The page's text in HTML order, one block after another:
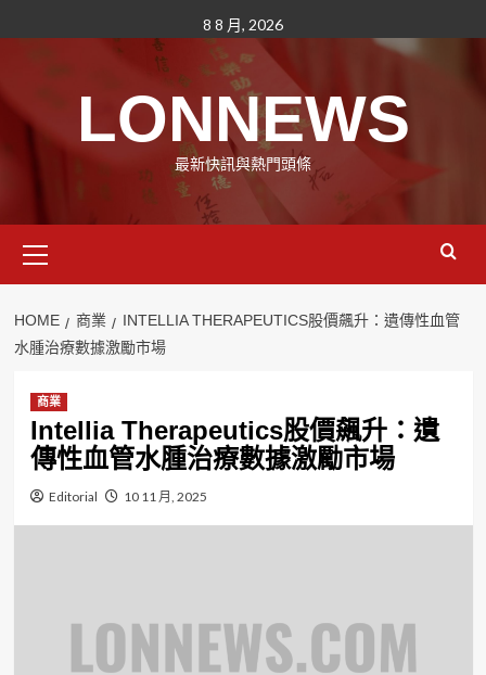
to
8 8 月, 2026
LONNEWS
最新快訊與熱門頭條
Menu
HOME 商業
INTELLIA THERAPEUTICS股價飆升：遺傳性血管
水腫治療數據激勵市場
商業
Intellia Therapeutics股價飆升：遺
傳性血管水腫治療數據激勵市場
Editorial 10 11 月, 2025